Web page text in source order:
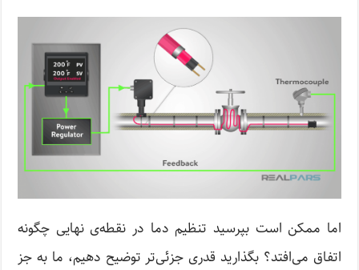
اما ممکن است بپرسید تنظیم دما در نقطه‌ی نهایی چگونه
اتفاق می‌افتد؟ بگذارید قدری جزئی‌تر توضیح دهیم، ما به جز